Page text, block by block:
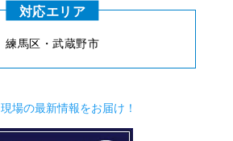
対応エリア
練⾺区・武蔵野市
現場の最新情報をお届け！